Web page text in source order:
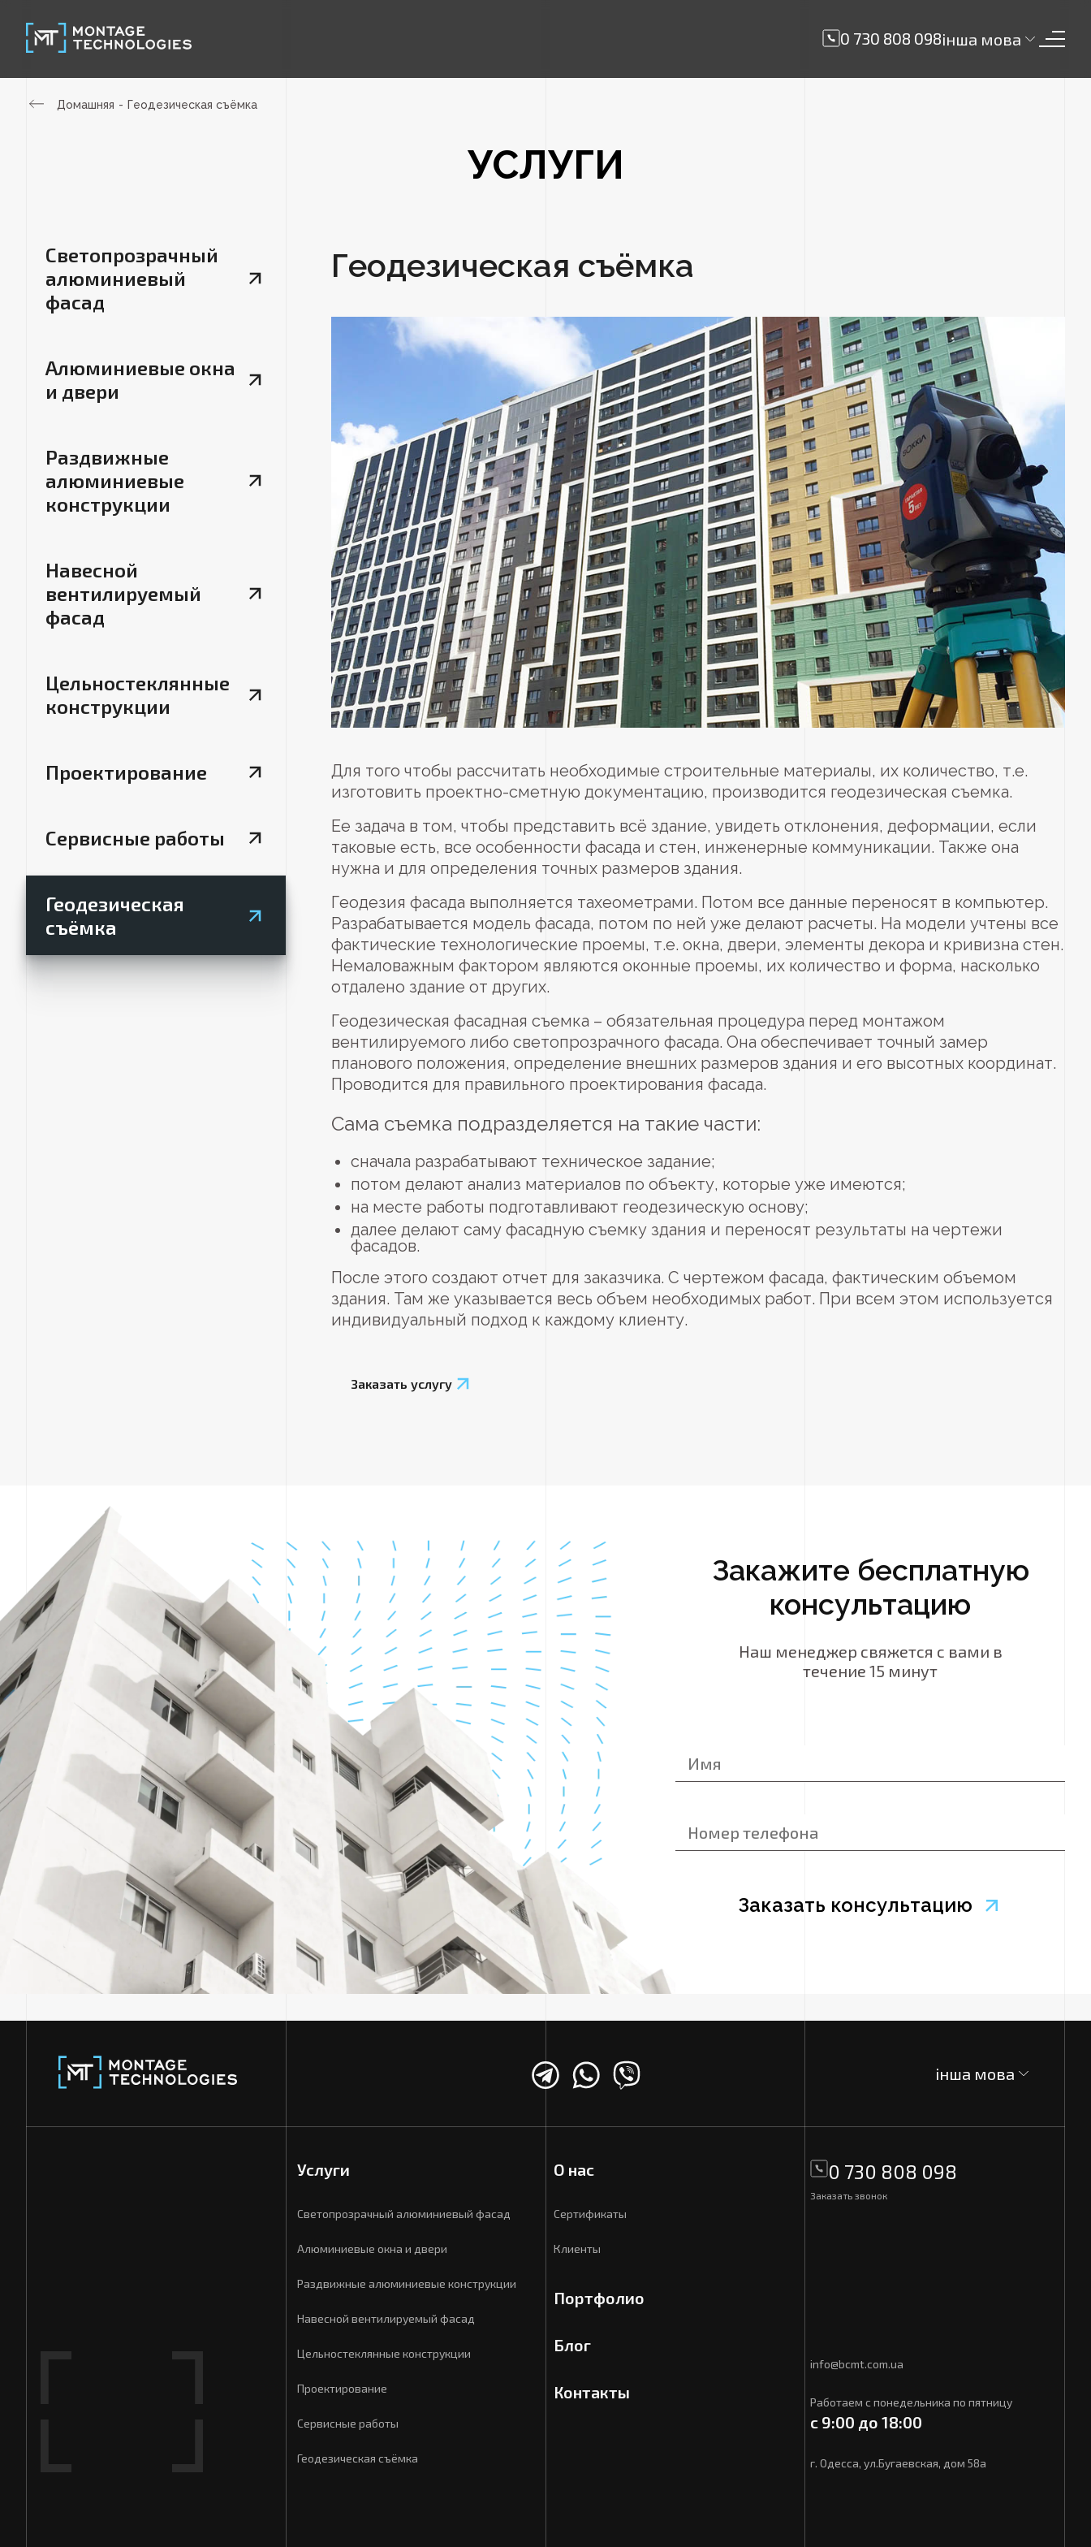
0 730 808 098інша мова
Домашняя Геодезическая съёмка
УСЛУГИ
Светопрозрачный
алюминиевый
фасад
Алюминиевые окна
и двери
Раздвижные
алюминиевые
конструкции
Навесной
вентилируемый
фасад
Цельностеклянные
конструкции
Проектирование
Сервисные работы
Геодезическая
съёмка
Геодезическая съёмка
Для того чтобы рассчитать необходимые строительные материалы, их количество, т.е.
изготовить проектно-сметную документацию, производится геодезическая съемка.
Ее задача в том, чтобы представить всё здание, увидеть отклонения, деформации, если
таковые есть, все особенности фасада и стен, инженерные коммуникации. Также она
нужна и для определения точных размеров здания.
Геодезия фасада выполняется тахеометрами. Потом все данные переносят в компьютер.
Разрабатывается модель фасада, потом по ней уже делают расчеты. На модели учтены все
фактические технологические проемы, т.е. окна, двери, элементы декора и кривизна стен.
Немаловажным фактором являются оконные проемы, их количество и форма, насколько
отдалено здание от других.
Геодезическая фасадная съемка – обязательная процедура перед монтажом
вентилируемого либо светопрозрачного фасада. Она обеспечивает точный замер
планового положения, определение внешних размеров здания и его высотных координат.
Проводится для правильного проектирования фасада.
Сама съемка подразделяется на такие части:
сначала разрабатывают техническое задание;
потом делают анализ материалов по объекту, которые уже имеются;
на месте работы подготавливают геодезическую основу;
далее делают саму фасадную съемку здания и переносят результаты на чертежи
фасадов.
После этого создают отчет для заказчика. С чертежом фасада, фактическим объемом
здания. Там же указывается весь объем необходимых работ. При всем этом используется
индивидуальный подход к каждому клиенту.
Заказать услугу
Закажите бесплатную
консультацию
Наш менеджер свяжется с вами в
течение 15 минут
інша мова
Услуги
Светопрозрачный алюминиевый фасад
Алюминиевые окна и двери
Раздвижные алюминиевые конструкции
Навесной вентилируемый фасад
Цельностеклянные конструкции
Проектирование
Сервисные работы
Геодезическая съёмка
О нас
Сертификаты
Клиенты
Портфолио
Блог
Контакты
0 730 808 098
Заказать звонок
info@bcmt.com.ua
Работаем с понедельника по пятницу
с 9:00 до 18:00
г. Одесса, ул.Бугаевская, дом 58а